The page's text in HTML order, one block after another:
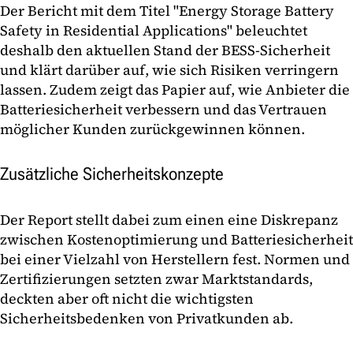
Der Bericht mit dem Titel "Energy Storage Battery
Safety in Residential Applications" beleuchtet
deshalb den aktuellen Stand der BESS-Sicherheit
und klärt darüber auf, wie sich Risiken verringern
lassen. Zudem zeigt das Papier auf, wie Anbieter die
Batteriesicherheit verbessern und das Vertrauen
möglicher Kunden zurückgewinnen können.
Zusätzliche Sicherheitskonzepte
Der Report stellt dabei zum einen eine Diskrepanz
zwischen Kostenoptimierung und Batteriesicherheit
bei einer Vielzahl von Herstellern fest. Normen und
Zertifizierungen setzten zwar Marktstandards,
deckten aber oft nicht die wichtigsten
Sicherheitsbedenken von Privatkunden ab.